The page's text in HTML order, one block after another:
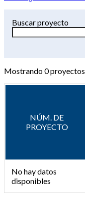
Buscar proyecto
Mostrando0proyectos
NÚM. DE
PROYECTO
No hay datos
disponibles